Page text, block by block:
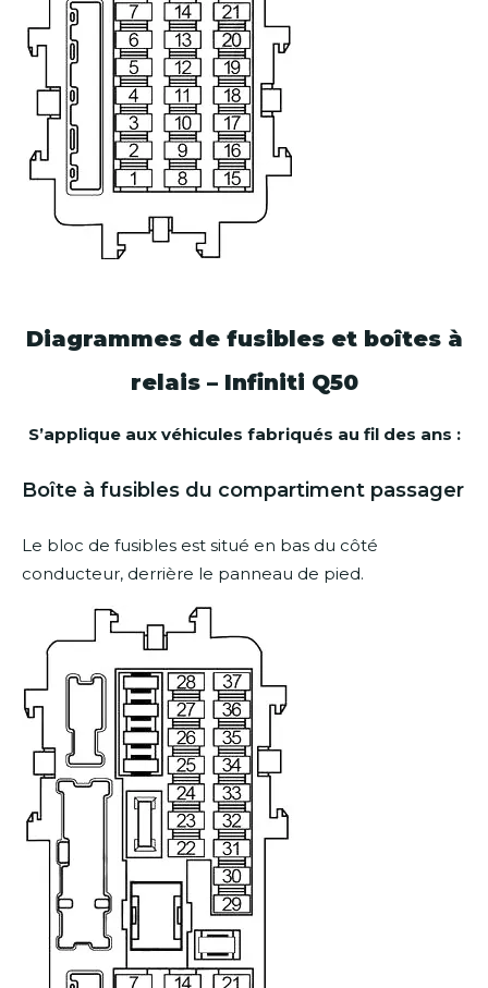
Diagrammes de fusibles et boîtes à
relais – Infiniti Q50
S’applique aux véhicules fabriqués au fil des ans :
Boîte à fusibles du compartiment passager
Le bloc de fusibles est situé en bas du côté
conducteur, derrière le panneau de pied.